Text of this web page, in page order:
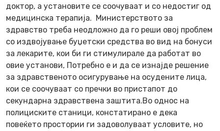
доктор, а установите се соочуваат и со недостиг од
медицинска терапија. Министерството за
здравство треба неодложно да го реши овој проблем
со издвојување буџетски средства во вид на бонуси
за лекарите, кои би ги стимулирале да работат во
овие установи, Потребно е и да се изнајде решение
за здравственото осигурување на осудените лица,
кои се соочуваат со пречки во пристапот до
секундарна здравствена заштита.Во однос на
полициските станици, констатирано е дека
повеќето простории ги задоволуваат условите, но